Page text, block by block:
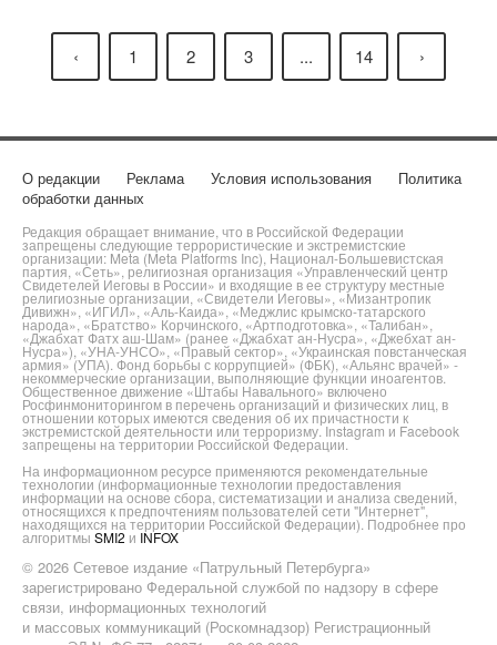
‹ 1 2 3 ... 14 ›
О редакции Реклама Условия использования
Политика
обработки данных
Редакция обращает внимание, что в Российской Федерации
запрещены следующие террористические и экстремистские
организации: Meta (Meta Platforms Inc), Национал-Большевистская
партия, «Сеть», религиозная организация «Управленческий центр
Свидетелей Иеговы в России» и входящие в ее структуру местные
религиозные организации, «Свидетели Иеговы», «Мизантропик
Дивижн», «ИГИЛ», «Аль-Каида», «Меджлис крымско-татарского
народа», «Братство» Корчинского, «Артподготовка», «Талибан»,
«Джабхат Фатх аш-Шам» (ранее «Джабхат ан-Нусра», «Джебхат ан-
Нусра»), «УНА-УНСО», «Правый сектор», «Украинская повстанческая
армия» (УПА). Фонд борьбы с коррупцией» (ФБК), «Альянс врачей» -
некоммерческие организации, выполняющие функции иноагентов.
Общественное движение «Штабы Навального» включено
Росфинмониторингом в перечень организаций и физических лиц, в
отношении которых имеются сведения об их причастности к
экстремистской деятельности или терроризму. Instagram и Facebook
запрещены на территории Российской Федерации.
На информационном ресурсе применяются рекомендательные
технологии (информационные технологии предоставления
информации на основе сбора, систематизации и анализа сведений,
относящихся к предпочтениям пользователей сети "Интернет",
находящихся на территории Российской Федерации). Подробнее про
алгоритмы SMI2 и INFOX
© 2026 Сетевое издание «Патрульный Петербурга»
зарегистрировано Федеральной службой по надзору в сфере
связи, информационных технологий
и массовых коммуникаций (Роскомнадзор) Регистрационный